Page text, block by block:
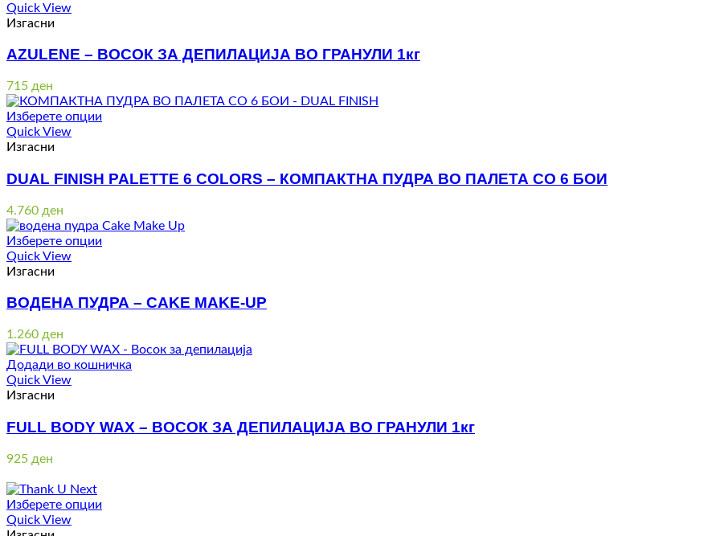
Quick View
Изгасни
AZULENE – ВОСОК ЗА ДЕПИЛАЦИЈА ВО ГРАНУЛИ 1кг
715 ден
Изберете опции
Quick View
Изгасни
DUAL FINISH PALETTE 6 COLORS – КОМПАКТНА ПУДРА ВО ПАЛЕТА СО 6 БОИ
4.760 ден
Изберете опции
Quick View
Изгасни
ВОДЕНА ПУДРА – CAKE MAKE-UP
1.260 ден
Додади во кошничка
Quick View
Изгасни
FULL BODY WAX – ВОСОК ЗА ДЕПИЛАЦИЈА ВО ГРАНУЛИ 1кг
925 ден
Изберете опции
Quick View